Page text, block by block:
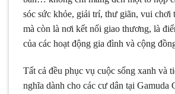
sóc sức khỏe, giải trí, thư giãn, vui chơi
mà còn là nơi kết nối giao thương, là
của các hoạt động gia đình và cộng
Tất cả đều phục vụ cuộc sống xanh và
nghĩa dành cho các cư dân tại Gamuda